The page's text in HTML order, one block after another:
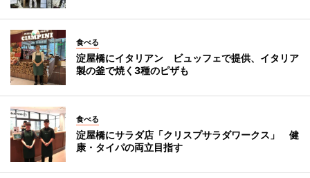
食べる
淀屋橋にイタリアン ビュッフェで提供、イタリア
製の釜で焼く3種のピザも
食べる
淀屋橋にサラダ店「クリスプサラダワークス」 健
康・タイパの両立目指す